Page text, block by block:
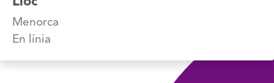
Menorca
En línia